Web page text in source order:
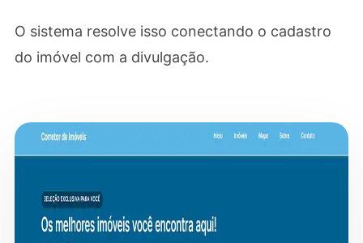
O sistema resolve isso conectando o cadastro
do imóvel com a divulgação.